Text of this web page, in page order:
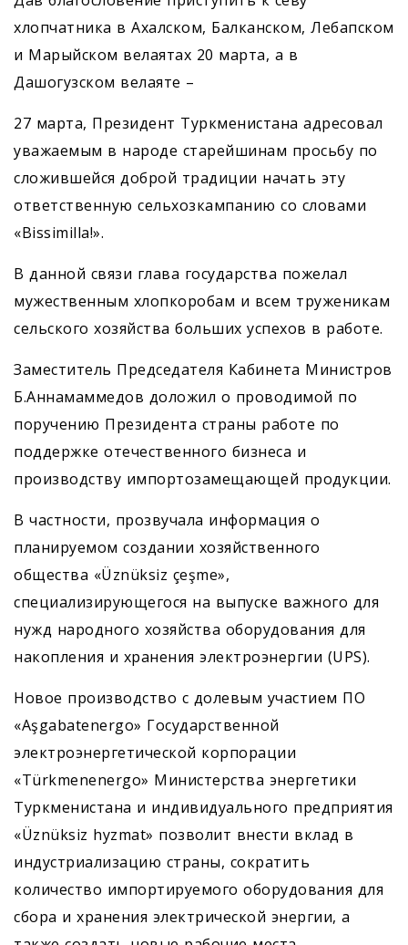
хлопчатника в Ахалском, Балканском, Лебапском
и Марыйском велаятах 20 марта, а в
Дашогузском велаяте –
27 марта, Президент Туркменистана адресовал
уважаемым в народе старейшинам просьбу по
сложившейся доброй традиции начать эту
ответственную сельхозкампанию со словами
«Bissimilla!».
В данной связи глава государства пожелал
мужественным хлопкоробам и всем труженикам
сельского хозяйства больших успехов в работе.
Заместитель Председателя Кабинета Министров
Б.Аннамаммедов доложил о проводимой по
поручению Президента страны работе по
поддержке отечественного бизнеса и
производству импортозамещающей продукции.
В частности, прозвучала информация о
планируемом создании хозяйственного
общества «Üznüksiz çeşme»,
специализирующегося на выпуске важного для
нужд народного хозяйства оборудования для
накопления и хранения электроэнергии (UPS).
Новое производство с долевым участием ПО
«Aşgabatenergo» Государственной
электроэнергетической корпорации
«Türkmenenergo» Министерства энергетики
Туркменистана и индивидуального предприятия
«Üznüksiz hyzmat» позволит внести вклад в
индустриализацию страны, сократить
количество импортируемого оборудования для
сбора и хранения электрической энергии, а